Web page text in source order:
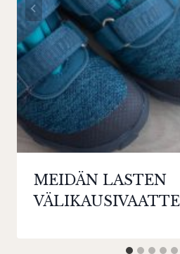
MEIDÄN LASTEN